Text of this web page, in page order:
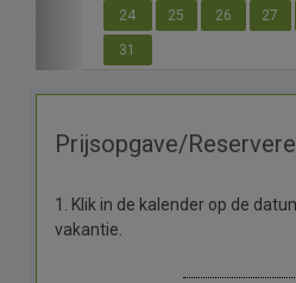
24 25 26 27
31
Prijsopgave/
1. Klik in de kalender op de
vakantie.